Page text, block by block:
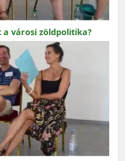
a városi zöldpolitika?